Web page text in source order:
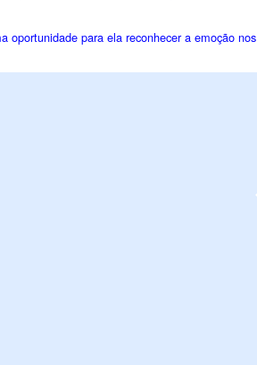
oportunidade para ela reconhecer a emoção nos